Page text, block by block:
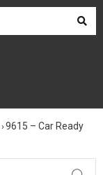
›9615 – Car Ready